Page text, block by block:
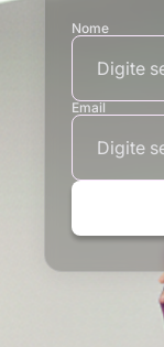
Nome
Email